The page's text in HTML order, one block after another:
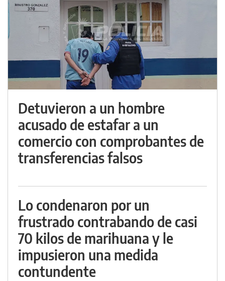
Detuvieron a un hombre
acusado de estafar a un
comercio con comprobantes de
transferencias falsos
Lo condenaron por un
frustrado contrabando de casi
70 kilos de marihuana y le
impusieron una medida
contundente